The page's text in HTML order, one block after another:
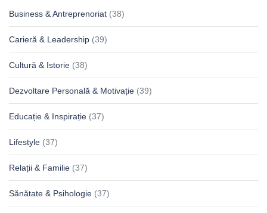
Business & Antreprenoriat (38)
Carieră & Leadership (39)
Cultură & Istorie (38)
Dezvoltare Personală & Motivație (39)
Educație & Inspirație (37)
Lifestyle (37)
Relații & Familie (37)
Sănătate & Psihologie (37)